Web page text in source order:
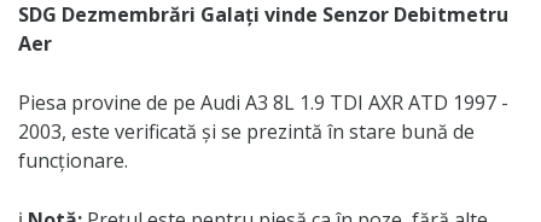
SDG Dezmembrări Galați vinde Senzor Debitmetru
Aer
Piesa provine de pe Audi A3 8L 1.9 TDI AXR ATD 1997 -
2003, este verificată și se prezintă în stare bună de
funcționare.